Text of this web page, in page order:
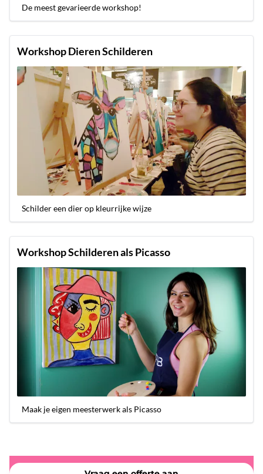
De meest gevarieerde workshop!
Workshop Dieren Schilderen
Schilder een dier op kleurrijke wijze
Workshop Schilderen als Picasso
Maak je eigen meesterwerk als Picasso